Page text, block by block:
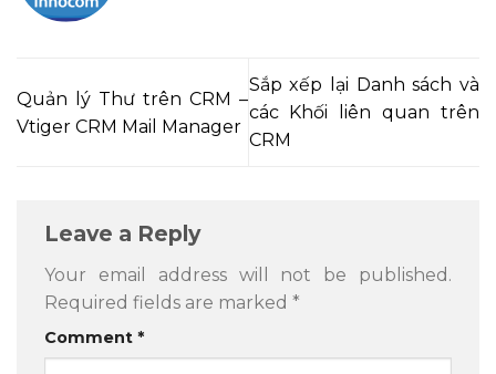
Quản lý Thư trên CRM –
Vtiger CRM Mail Manager
Sắp xếp lại Danh sách và
các Khối liên quan trên
CRM
Leave a Reply
Your email address will not be published.
Required fields are marked *
Comment *